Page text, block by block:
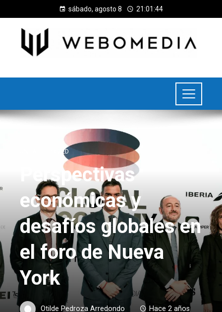
sábado, agosto 8 21:01:44
UNCATEGORIZED
Perspectivas
económicas y
desafíos globales en
el foro de Nueva
York
Otilde Pedroza Arredondo Hace 2 años